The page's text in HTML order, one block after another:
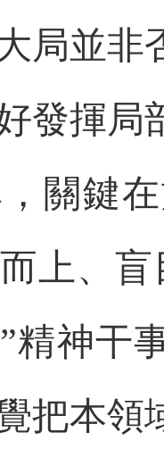
局並非
發揮局
關鍵
上、
精神干
把本領